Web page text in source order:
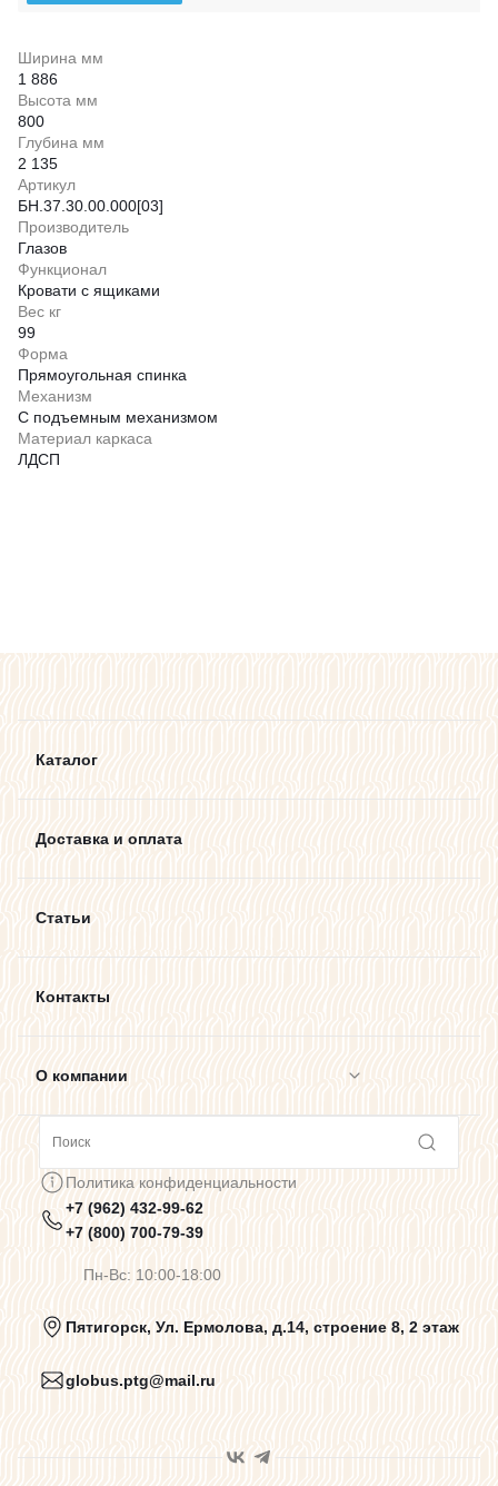
Ширина мм
1 886
Высота мм
800
Глубина мм
2 135
Артикул
БН.37.30.00.000[03]
Производитель
Глазов
Функционал
Кровати с ящиками
Вес кг
99
Форма
Прямоугольная спинка
Механизм
С подъемным механизмом
Материал каркаса
ЛДСП
Каталог
Доставка и оплата
Статьи
Контакты
О компании
Предупреждения о цветопередаче
Политика конфиденциальности
Пользовательское соглашение
Политика конфиденциальности
+7 (962) 432-99-62
+7 (800) 700-79-39
Пн-Вс: 10:00-18:00
Пятигорск, Ул. Ермолова, д.14, строение 8, 2 этаж
globus.ptg@mail.ru